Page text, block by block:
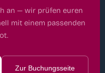
an — wir prüfen euren
mit einem passenden
Zur Buchungsseite